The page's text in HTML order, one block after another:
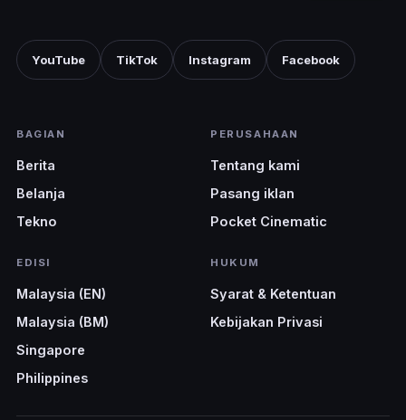
YouTube TikTok Instagram Facebook
BAGIAN
Berita
Belanja
Tekno
PERUSAHAAN
Tentang kami
Pasang iklan
Pocket Cinematic
EDISI
Malaysia (EN)
Malaysia (BM)
Singapore
Philippines
HUKUM
Syarat & Ketentuan
Kebijakan Privasi